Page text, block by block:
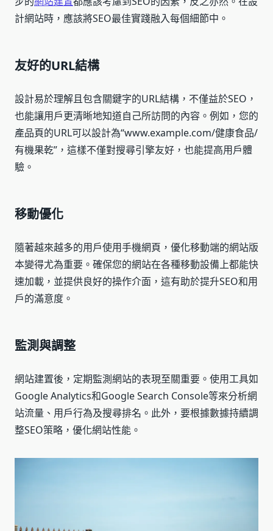
計網站時，應該將SEO最佳實踐融入每個細節中。
友好的URL結構
設計易於理解且包含關鍵字的URL結構，不僅益於SEO，
也能讓用戶更清晰地知道自己所訪問的內容。例如，您的
產品頁的URL可以設計為“www.example.com/健康食品/
有機果乾”，這樣不僅對搜尋引擎友好，也能提高用戶體
驗。
移動優化
隨著越來越多的用戶使用手機網頁，優化移動端的網站版
本變得尤為重要。確保您的網站在各種移動設備上都能快
速加載，並提供良好的操作介面，這有助於提升SEO和用
戶的滿意度。
監測與調整
網站建置後，定期監測網站的表現至關重要。使用工具如
Google Analytics和Google Search Console等來分析網
站流量、用戶行為及搜尋排名。此外，要根據數據持續調
整SEO策略，優化網站性能。